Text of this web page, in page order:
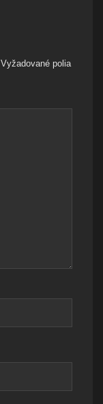
Vyžadované polia